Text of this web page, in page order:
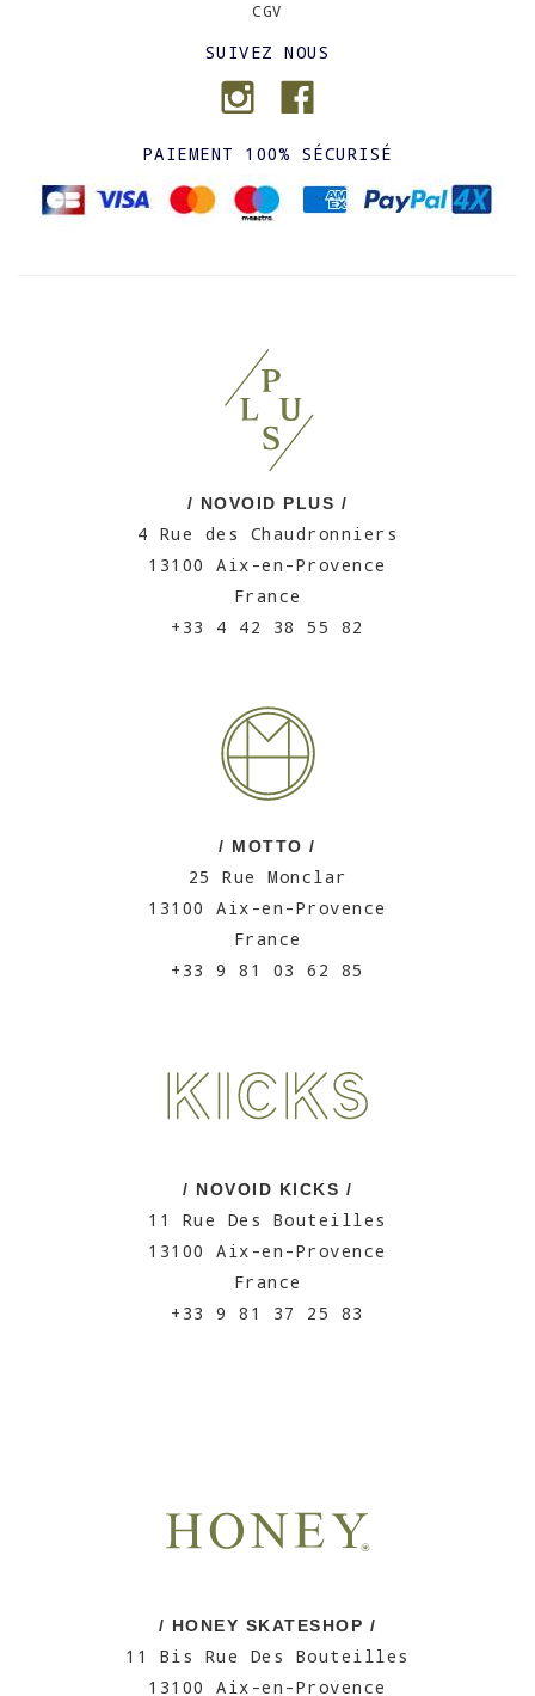
CGV
SUIVEZ NOUS
PAIEMENT 100% SÉCURISÉ
/ NOVOID PLUS /
4 Rue des Chaudronniers
13100 Aix-en-Provence
France
+33 4 42 38 55 82
/ MOTTO /
25 Rue Monclar
13100 Aix-en-Provence
France
+33 9 81 03 62 85
/ NOVOID KICKS /
11 Rue Des Bouteilles
13100 Aix-en-Provence
France
+33 9 81 37 25 83
/ HONEY SKATESHOP /
11 Bis Rue Des Bouteilles
13100 Aix-en-Provence